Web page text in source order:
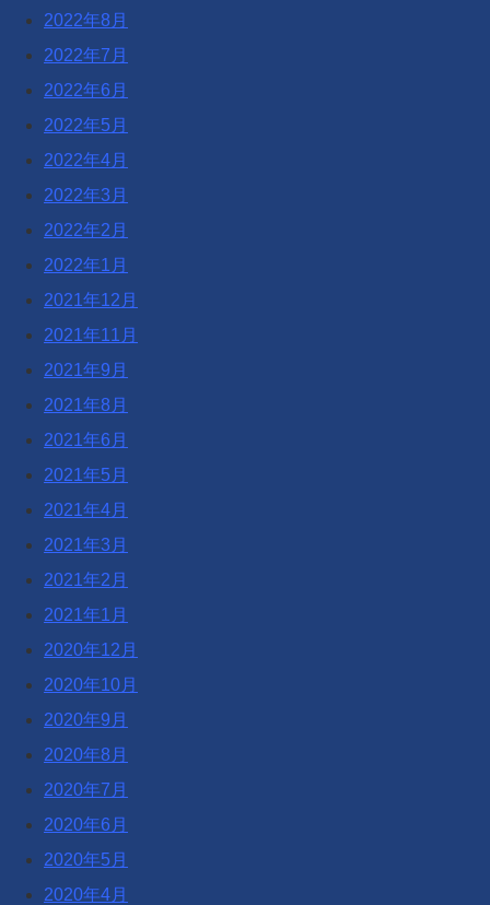
2022年8月
2022年7月
2022年6月
2022年5月
2022年4月
2022年3月
2022年2月
2022年1月
2021年12月
2021年11月
2021年9月
2021年8月
2021年6月
2021年5月
2021年4月
2021年3月
2021年2月
2021年1月
2020年12月
2020年10月
2020年9月
2020年8月
2020年7月
2020年6月
2020年5月
2020年4月